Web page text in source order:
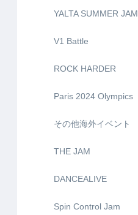
YALTA SUMMER JAM
V1 Battle
ROCK HARDER
Paris 2024 Olympics
その他海外イベント
THE JAM
DANCEALIVE
Spin Control Jam